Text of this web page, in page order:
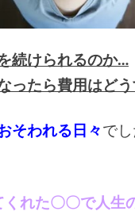
続けられるのか…
ったら費用はど
そわれる日々でし
くれた〇〇で人生